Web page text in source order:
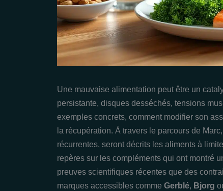
Une mauvaise alimentation peut être un
persistante, disques desséchés, tensions
exemples concrets, comment modifier son
la récupération. À travers le parcours de
récurrentes, seront décrits les aliments à
repères sur les compléments qui ont montré
preuves scientifiques récentes que des
marques accessibles comme Gerblé, Bjorg